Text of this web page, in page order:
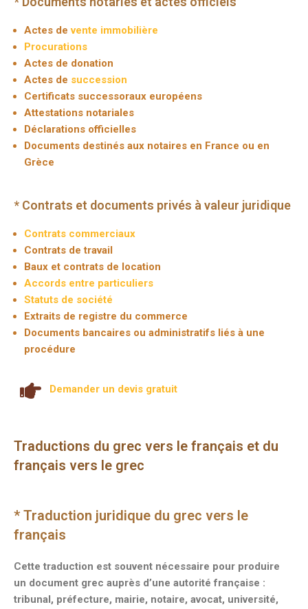
Actes devente immobilière
Procurations
Actes de donation
Actes de succession
Certificats successoraux européens
Attestations notariales
Déclarations officielles
Documents destinés aux notaires en France ou en
Grèce
* Contrats et documents privés à valeur juridique
Contrats commerciaux
Contrats de travail
Baux et contrats de location
Accords entre particuliers
Statuts de société
Extraits de registre du commerce
Documents bancaires ou administratifs liés à une
procédure
Demander un devis gratuit
Traductions du grec vers le français et du
français vers le grec
* Traduction juridique du grec vers le
français
Cette traduction est souvent nécessaire pour produire
un document grec auprès d’une autorité française :
tribunal, préfecture, mairie, notaire, avocat, université,